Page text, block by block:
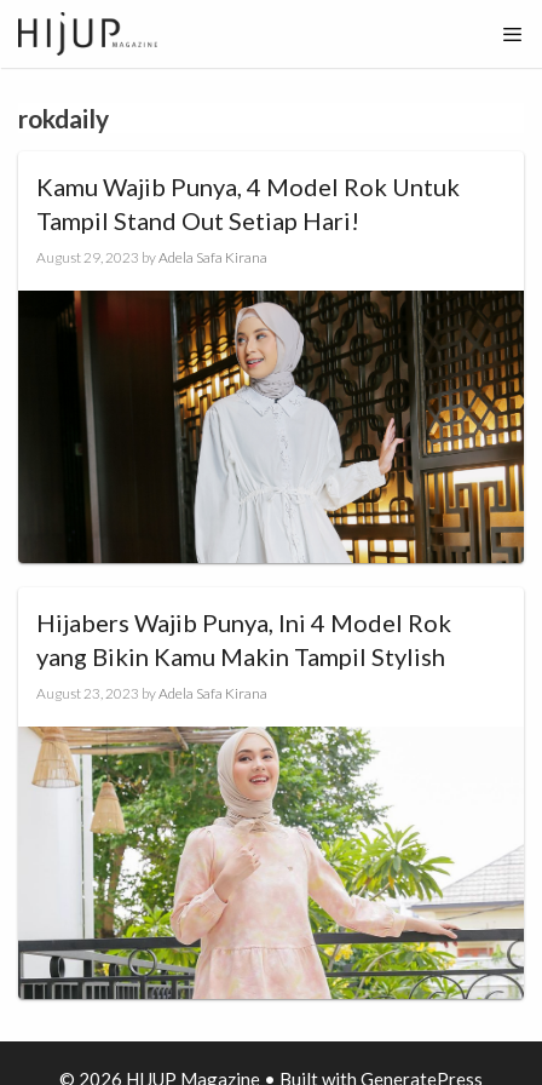
Skip
to
content
rokdaily
Kamu Wajib Punya, 4 Model Rok Untuk
Tampil Stand Out Setiap Hari!
August 29, 2023 byAdela Safa Kirana
Hijabers Wajib Punya, Ini 4 Model Rok
yang Bikin Kamu Makin Tampil Stylish
August 23, 2023 byAdela Safa Kirana
© 2026 HIJUP Magazine • Built with GeneratePress